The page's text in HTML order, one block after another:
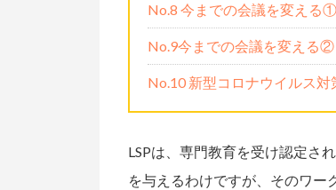
No.8 今までの会議を変える①
No.9今までの会議を変える②
No.10 新型コロナウイルス
LSPは、専門教育を受け認定さ
を与えるわけですが、そのワー